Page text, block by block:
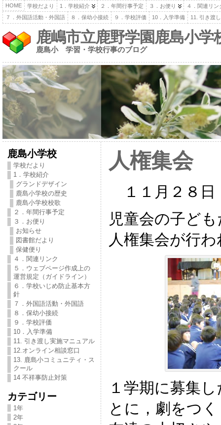
HOME 学校だより 1．学校紹介 ２．年間行事予定 ３．お便り
４．関連リン
７．外国語活動・外国語
８．保幼小接続 ９．学校評価 10．入学準備 11. 引き渡
鹿嶋市立鹿野学園鹿島小学
鹿島小 学習・学校行事のブログ
鹿島小学校
学校だより
1．学校紹介
グランドデザイン
鹿島小学校の歴史
鹿島小学校校歌
２．年間行事予定
３．お便り
お知らせ
図書館だより
保健便り
４．関連リンク
５．ウェブページ作成上の
運営規定（ガイドライン）
６．学校いじめ防止基本方
針
７．外国語活動・外国語
８．保幼小接続
９．学校評価
10．入学準備
11. 引き渡し実施マニュアル
12.オンライン相談窓口
13. 鹿島小コミュニティ・ス
クール
14 不祥事防止対策
カテゴリー
1年
2年
人権集会
１１月２８
児童会の子ど
人権集会が行
１学期に募集
とに，劇をつ